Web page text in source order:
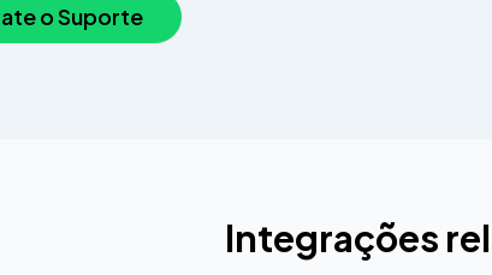
o Suporte
Integrações